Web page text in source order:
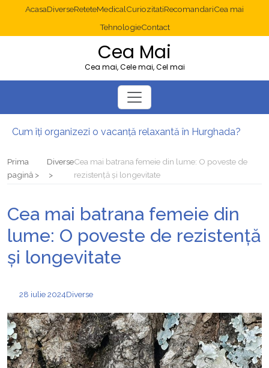
AcasaDiverseReteteMedicalCuriozitatiRecomandariCea mai
TehnologieContact
Cea Mai
Cea mai, Cele mai, Cel mai
Cum îți organizezi o vacanță relaxantă în Hurghada?
Multisite WordPress și Mastodon: cum gestionezi mai multe site-uri
Prima
pagină
DiverseCea mai batrana femeie din lume: O poveste de
rezistență și longevitate
Cea mai batrana femeie din
lume: O poveste de rezistență
și longevitate
28 iulie 2024Diverse